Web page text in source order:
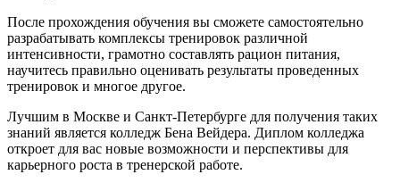
После прохождения обучения вы сможете самостоятельно
разрабатывать комплексы тренировок различной
интенсивности, грамотно составлять рацион питания,
научитесь правильно оценивать результаты проведенных
тренировок и многое другое.
Лучшим в Москве и Санкт-Петербурге для получения таких
знаний является колледж Бена Вейдера. Диплом колледжа
откроет для вас новые возможности и перспективы для
карьерного роста в тренерской работе.